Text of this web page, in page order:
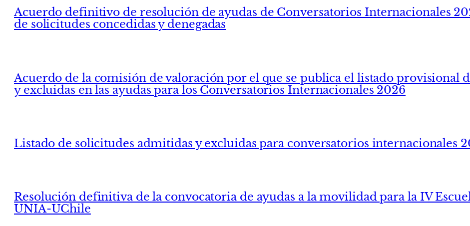
Acuerdo definitivo de resolución de ayudas de Conversatorios Internacionales
de solicitudes concedidas y denegadas
Acuerdo de la comisión de valoración por el que se publica el listado provisional
y excluidas en las ayudas para los Conversatorios Internacionales 2026
Listado de solicitudes admitidas y excluidas para conversatorios internacionales
Resolución definitiva de la convocatoria de ayudas a la movilidad para la IV
UNIA-UChile